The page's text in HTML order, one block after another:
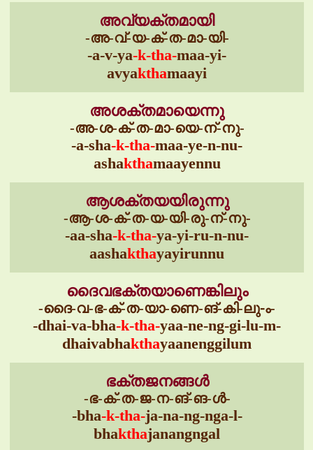
അവ്യക്തമായി
-അ-വ്-യ-ക്-ത-മാ-യി-
-a-v-ya-k-tha-maa-yi-
avyakthamaayi
അശക്തമായെന്നു
-അ-ശ-ക്-ത-മാ-യെ-ന്-നു-
-a-sha-k-tha-maa-ye-n-nu-
ashakthamaayennu
ആശക്തയയിരുന്നു
-ആ-ശ-ക്-ത-യ-യി-രു-ന്-നു-
-aa-sha-k-tha-ya-yi-ru-n-nu-
aashakthayayirunnu
ദൈവഭക്തയാണെങ്കിലും
-ദൈ-വ-ഭ-ക്-ത-യാ-ണെ-ങ്-കി-ലു-ം-
-dhai-va-bha-k-tha-yaa-ne-ng-gi-lu-m-
dhaivabhakthayaanenggilum
ഭക്തജനങ്ങൾ
-ഭ-ക്-ത-ജ-ന-ങ്-ങ-ൾ-
-bha-k-tha-ja-na-ng-nga-l-
bhakthajanangngal